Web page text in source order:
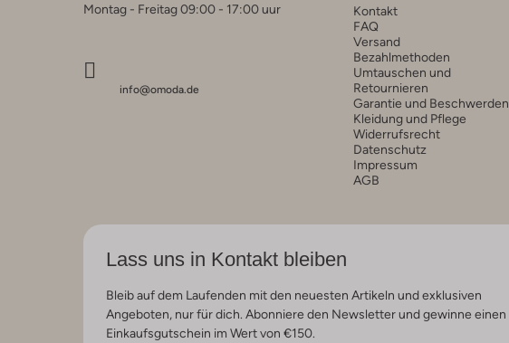
Montag - Freitag 09:00 - 17:00 uur
info@omoda.de
Kontakt
FAQ
Versand
Bezahlmethoden
Umtauschen und
Retournieren
Garantie und Beschwerden
Kleidung und Pflege
Widerrufsrecht
Datenschutz
Impressum
AGB
Lass uns in Kontakt bleiben
Bleib auf dem Laufenden mit den neuesten Artikeln und exklusiven
Angeboten, nur für dich. Abonniere den Newsletter und gewinne einen
Einkaufsgutschein im Wert von €150.